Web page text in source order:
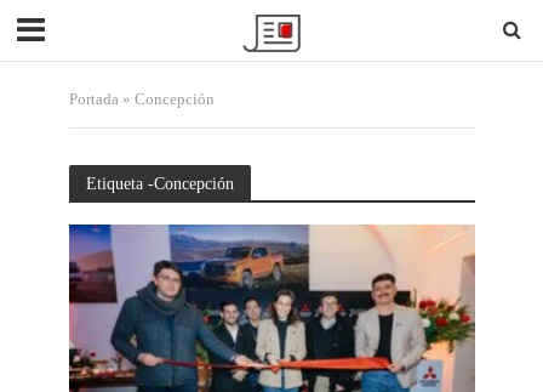
Portada» Concepción
Etiqueta -Concepción